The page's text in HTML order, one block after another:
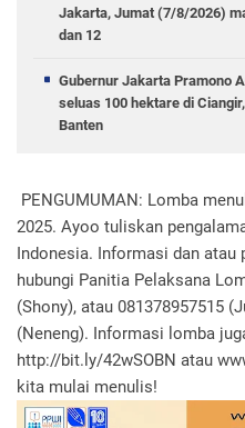
Jakarta, Jumat (7/8/2026)
dan 12
Gubernur Jakarta Pramono
seluas 100 hektare di
Banten
PENGUMUMAN: Lomba
2025. Ayoo tuliskan
Indonesia. Informasi dan atau
hubungi Panitia Pelaksana
(Shony), atau 081378957515
(Neneng). Informasi lomba
http://bit.ly/42wSOBN atau
kita mulai menulis!